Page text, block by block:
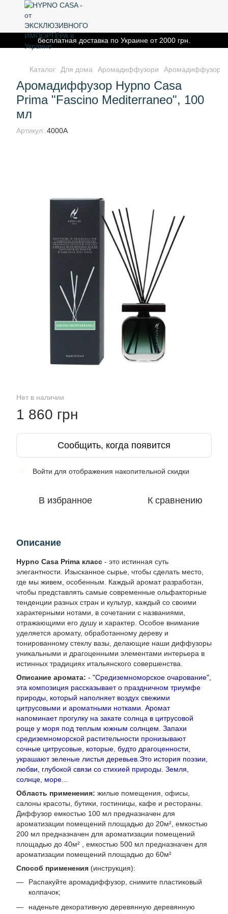
бесплатная доставка по Украине от 2000 грн.
Каталог Для дома Аромадиффузори Аромадиффузор
Аромадиффузор Hypno Casa
Prima "Fascino Mediterraneo", 100
мл
Артикул: 4000A
Нет в наличии
1 860 грн
Сообщить, когда появится
Войти для отображения накопительной скидки
В избранное К сравнению
Описание
Hypno Casa Prima класс - это истинная суть
элегантности. Изысканное сырье, чтобы сделать место,
где мы живем, особенным. Каждый аромат разработан,
чтобы представлять самые современные ольфакторные
тенденции разных стран и культур, каждый со своими
характерными нотами, в сочетании с названиями,
отражающими его душу и характер. Особое внимание
уделяется аромату, обработанному дереву и
тонированному стеклу вазы, делающие наши диффузоры
уникальными и драгоценными элементами интерьера в
истинных традициях итальянского совершенства.
Описание аромата: - "Средиземноморское очарование",
эта композиция рассказывает о праздничном триумфе
природы, который наполняет воздух свежими
цитрусовыми и ароматными нотками. Аромат
напоминает прогулку на закате солнца в цитрусовой
роще у моря под теплым южным солнцем. Запахи
средиземноморской растительности пронизывают
сочные цитрусовые, которые, будто драгоценности,
украшают зеленые листья деревьев.Это история поэзии,
любви, глубокой связи со стихией природы. Земля,
солнце, море...
Область применения: жилые помещения, офисы,
салоны красоты, бутики, гостиницы, кафе и рестораны.
Диффузор емкостью 100 мл предназначен для
ароматизации помещений площадью до 20м², емкостью
200 мл предназначен для ароматизации помещений
площадью до 40м² , емкостью 500 мл предназначен для
ароматизации помещений площадью до 60м²
Способ применения (инструкция):
Распакуйте аромадиффузор, снимите пластиковый
колпачок;
наденьте декоративную деревянную деревянную